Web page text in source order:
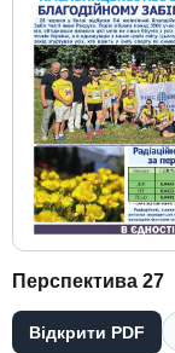
Перспектива 27
Відкрити PDF